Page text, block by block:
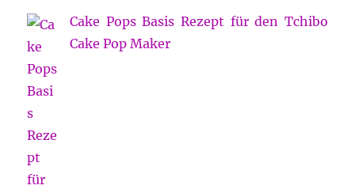
Cake Pops Basis Rezept für den Tchibo
Cake Pop Maker